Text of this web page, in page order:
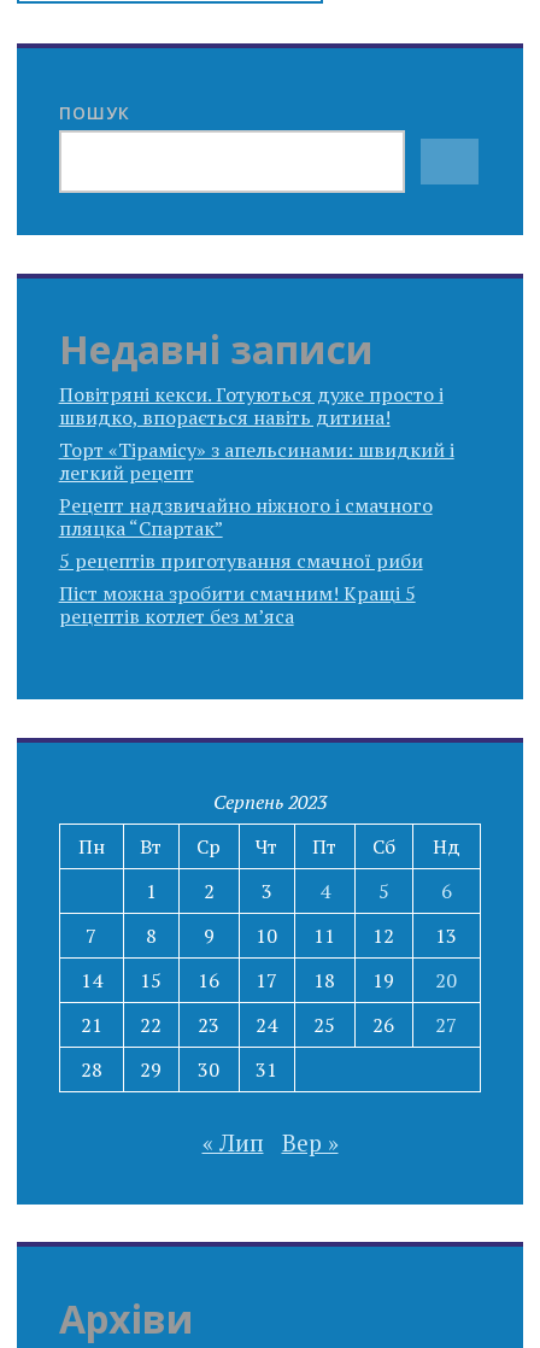
ПОШУК
Недавні записи
Повітряні кекси. Готуються дуже просто і
швидко, впорається навіть дитина!
Торт «Тірамісу» з апельсинами: швидкий і
легкий рецепт
Рецепт надзвичайно ніжного і смачного
пляцка “Спартак”
5 рецептів приготування смачної риби
Піст можна зробити смачним! Кращі 5
рецептів котлет без м’яса
Серпень 2023
Пн
Вт Ср Чт Пт Сб
Нд
1
2 3 4 5
6
7
8 9 10 11 12
13
14
15 16 17 18 19
20
21
22 23 24 25 26
27
28
29 30 31
« Лип Вер »
Архіви